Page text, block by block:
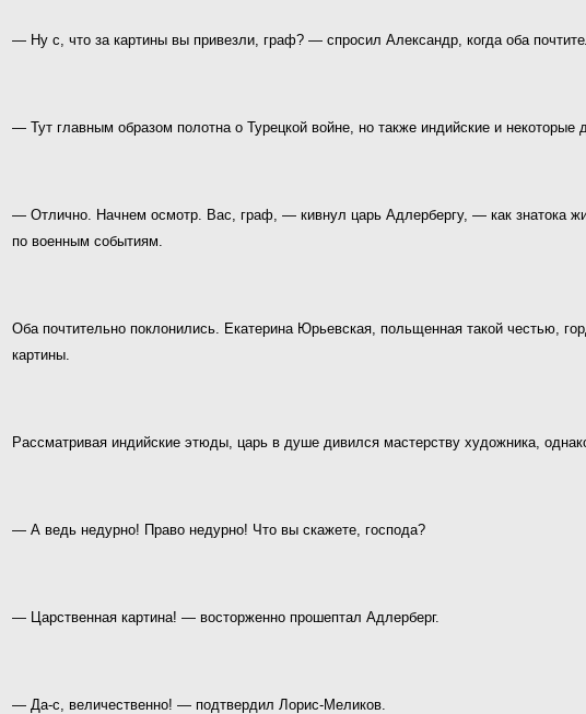
— Ну с, что за картины вы привезли, граф? — спросил Александр, когда оба
— Тут главным образом полотна о Турецкой войне, но также индийские и некоторые
— Отлично. Начнем осмотр. Вас, граф, — кивнул царь Адлербергу, — как знатока
по военным событиям.
Оба почтительно поклонились. Екатерина Юрьевская, польщенная такой честью,
картины.
Рассматривая индийские этюды, царь в душе дивился мастерству художника,
— А ведь недурно! Право недурно! Что вы скажете, господа?
— Царственная картина! — восторженно прошептал Адлерберг.
— Да-с, величественно! — подтвердил Лорис-Меликов.